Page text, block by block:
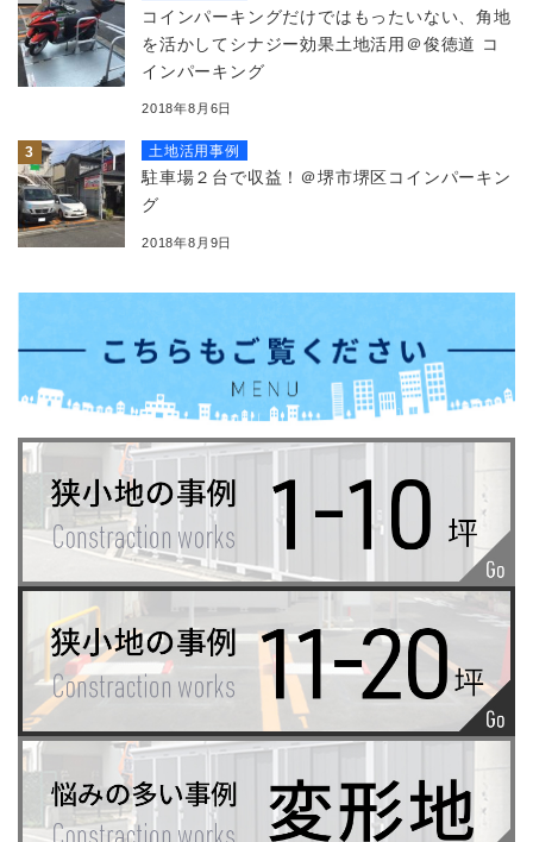
コインパーキングだけではもったいない、角地
を活かしてシナジー効果土地活用＠俊徳道 コ
インパーキング
2018年8月6日
土地活用事例
駐車場２台で収益！＠堺市堺区コインパーキン
グ
2018年8月9日